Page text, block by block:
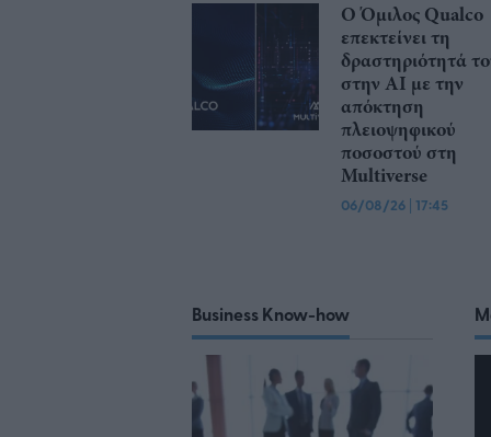
Ο Όμιλος Qualco
επεκτείνει τη
δραστηριότητά
στην ΑΙ με την
απόκτηση
πλειοψηφικού
ποσοστού στη
Multiverse
06/08/26 | 17:45
Business Know-how